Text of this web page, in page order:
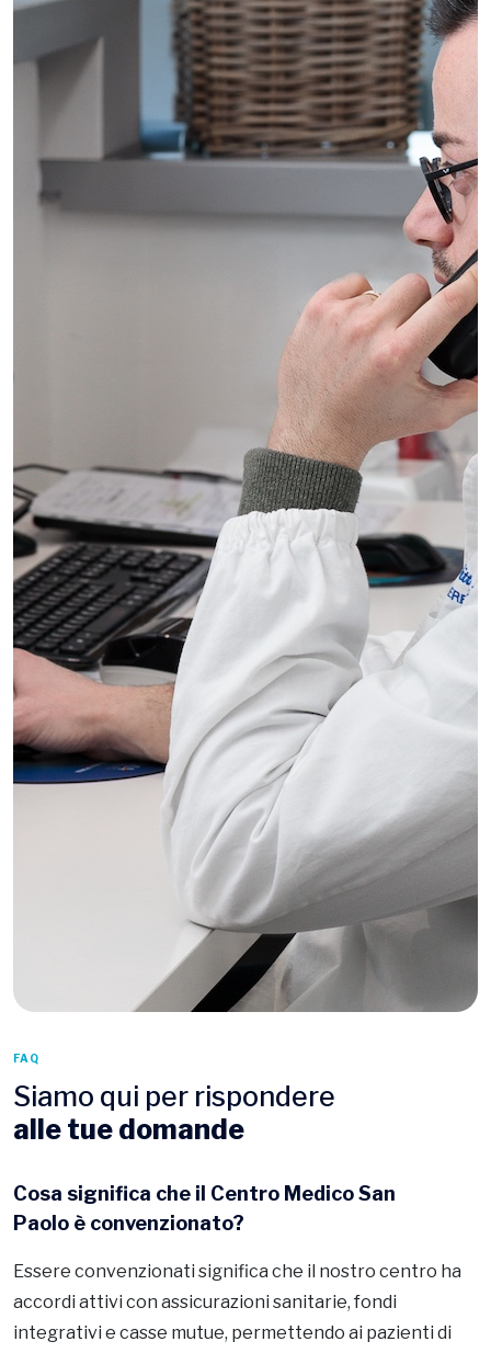
FAQ
Siamo qui per rispondere
alle tue domande
Cosa significa che il Centro Medico San
Paolo è convenzionato?
Essere convenzionati significa che il nostro centro ha
accordi attivi con assicurazioni sanitarie, fondi
integrativi e casse mutue, permettendo ai pazienti di